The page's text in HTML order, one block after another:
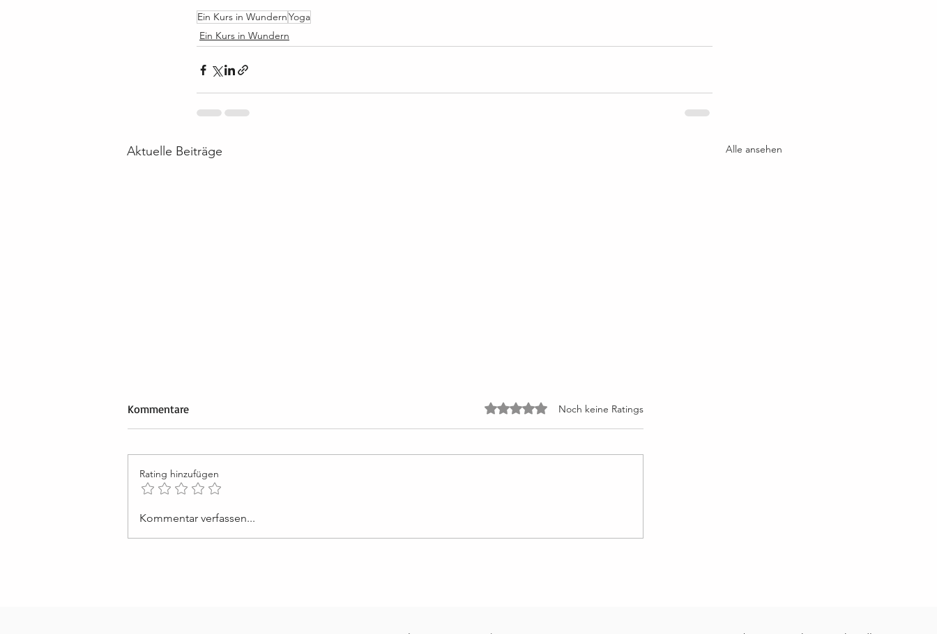
Ein Kurs in WundernYoga
Ein Kurs in Wundern
Aktuelle Beiträge Alle ansehen
Lektion 50: Ich werde von der
Kommentare Mit 0 von 5 Sternen bewertet.
Noch keine Ratings
Rating hinzufügen
Kommentar verfassen...